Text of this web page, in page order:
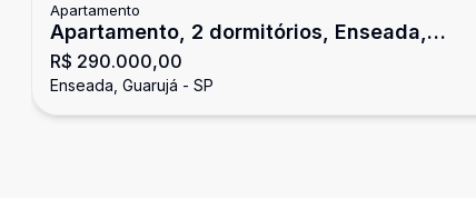
Apartamento
Apartamento, 2 dormitórios, Enseada,
Guarujá
R$ 290.000,00
Enseada, Guarujá - SP